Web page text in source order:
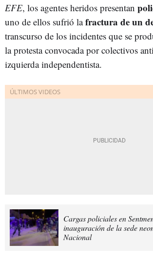
EFE, los agentes heridos presentan
uno de ellos sufrió lafractura de un
transcurso de los incidentes que se
la protesta convocada por colectivos
izquierda independentista.
Cargas policiales en
inauguración de la sede
Nacional